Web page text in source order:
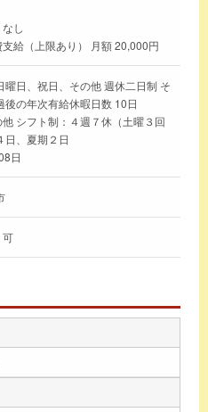
し
給（上限あり） 月額 20,000円
曜日、祝日、その他 週休二日制 そ
後の年次有給休暇日数 10日
シフト制：４週７休（土曜３回
日、夏期２日
日
可